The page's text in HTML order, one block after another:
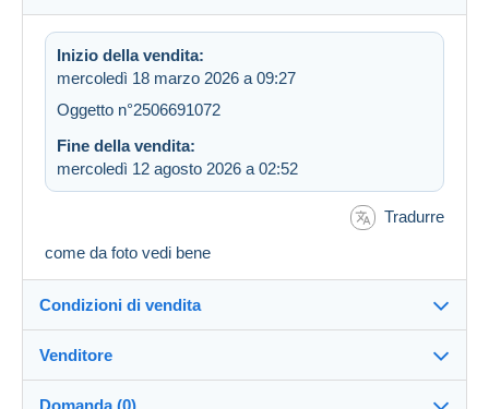
Inizio della vendita:
mercoledì 18 marzo 2026 a 09:27
Oggetto n°2506691072
Fine della vendita:
mercoledì 12 agosto 2026 a 02:52
Tradurre
come da foto vedi bene
Condizioni di vendita
Destinazione:
Vedi l'elenco dei paesi
Venditore